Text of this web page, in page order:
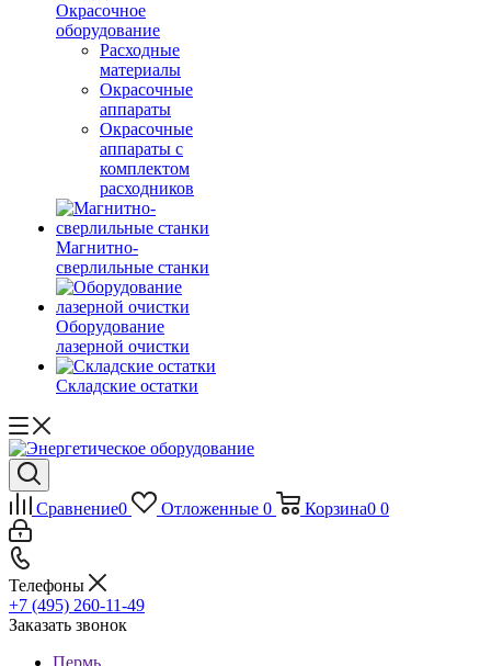
Окрасочное
оборудование
Расходные
материалы
Окрасочные
аппараты
Окрасочные
аппараты с
комплектом
расходников
Магнитно-
сверлильные станки
Оборудование
лазерной очистки
Складские остатки
Сравнение0 Отложенные 0 Корзина0 0
Телефоны
+7 (495) 260-11-49
Заказать звонок
Пермь